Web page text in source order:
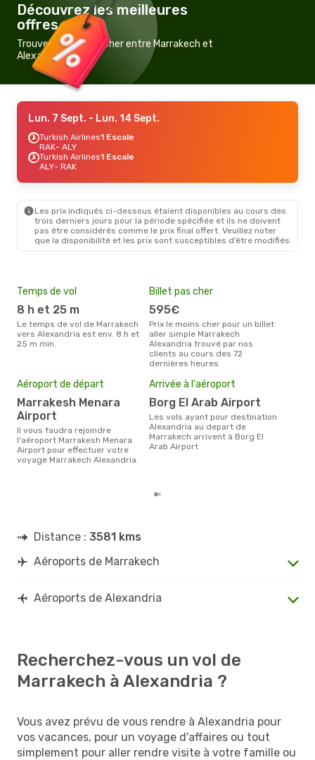
Découvrez les meilleures
offres
Trouvez un vol pas cher entre Marrakech et
Alexandria
Lun. 7 Sept. - Lun. 14 Sept.
Turkish Airlines1 Escale
RAK- ALY
Turkish Airlines1 Escale
ALY- RAK
Les prix indiqués ci-dessous étaient disponibles au cours des
trois derniers jours pour la période spécifiée et ils ne doivent
pas être considérés comme le prix final offert. Veuillez noter
que la disponibilité et les prix sont susceptibles d’être modifiés.
Temps de vol
8 h et 25 m
Le temps de vol de Marrakech
vers Alexandria est env. 8 h et
25 m min.
Billet pas cher
595€
Prix le moins cher pour un billet
aller simple Marrakech
Alexandria trouvé par nos
clients au cours des 72
dernières heures
Aéroport de départ
Marrakesh Menara
Airport
Il vous faudra rejoindre
l'aéroport Marrakesh Menara
Airport pour effectuer votre
voyage Marrakech Alexandria.
Arrivée à l'aéroport
Borg El Arab Airport
Les vols ayant pour destination
Alexandria au depart de
Marrakech arrivent à Borg El
Arab Airport
Distance : 3581 kms
Aéroports de Marrakech
Aéroports de Alexandria
Recherchez-vous un vol de
Marrakech à Alexandria ?
Vous avez prévu de vous rendre à Alexandria pour
vos vacances, pour un voyage d'affaires ou tout
simplement pour aller rendre visite à votre famille ou